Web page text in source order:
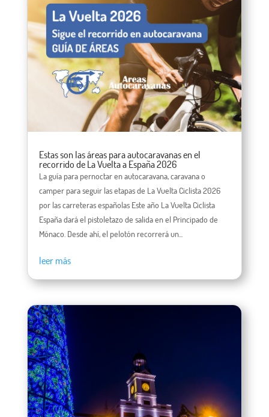
Estas son las áreas para autocaravanas en el
recorrido de La Vuelta a España 2026
La guía para pernoctar en autocaravana, caravana o
camper para seguir las etapas de La Vuelta Ciclista 2026
por las carreteras españolas Este año La Vuelta Ciclista
España dará el pistoletazo de salida en el Principado de
Mónaco. Desde ahí, el pelotón recorrerá un...
leer más